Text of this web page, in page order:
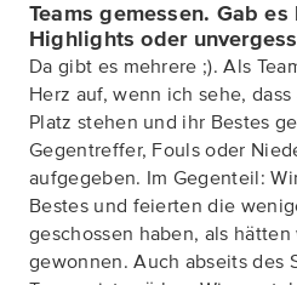
Teams gemessen. Gab
Highlights oder
Da gibt es mehrere ;). Als
Herz auf, wenn ich sehe,
Platz stehen und ihr Bestes
Gegentreffer, Fouls oder
aufgegeben. Im Gegenteil:
Bestes und feierten die
geschossen haben, als
gewonnen. Auch abseits des